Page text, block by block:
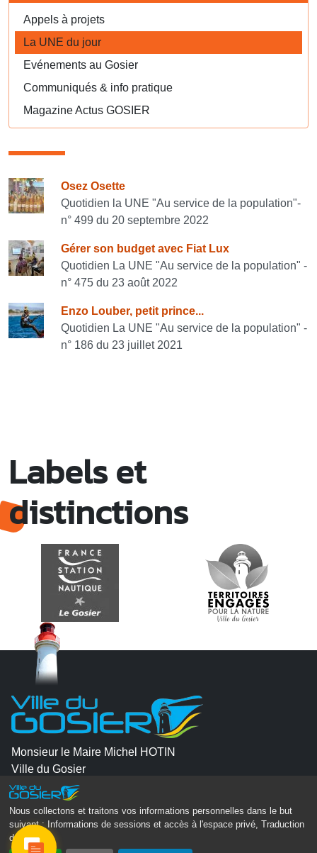
Nous collectons et traitons vos informations personnelles dans le but
suivant :
Informations de sessions et accès à l'espace privé, Traduction
des pages .
Appels à projets
La UNE du jour
Evénements au Gosier
Communiqués & info pratique
Magazine Actus GOSIER
Consulter également
Osez Osette
Quotidien la UNE "Au service de la population"-
n° 499 du 20 septembre 2022
Gérer son budget avec Fiat Lux
Quotidien La UNE "Au service de la population" -
n° 475 du 23 août 2022
Enzo Louber, petit prince...
Quotidien La UNE "Au service de la population" -
n° 186 du 23 juillet 2021
Labels et
distinctions
Monsieur le Maire Michel HOTIN
Ville du Gosier
67, Boulevard du Général de Gaulle
97190 Le Gosier
Tél. 05 90 84 86 86